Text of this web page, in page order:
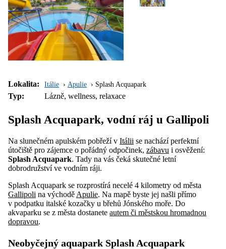
Lokalita: Itálie Apulie Splash Acquapark
Typ: Lázně, wellness, relaxace
Splash Acquapark, vodní ráj u Gallipoli
Na slunečném apulském pobřeží v Itálii se nachází perfektní
útočiště pro zájemce o pořádný odpočinek, zábavu i osvěžení:
Splash Acquapark. Tady na vás čeká skutečné letní
dobrodružství ve vodním ráji.
Splash Acquapark se rozprostírá necelé 4 kilometry od města
Gallipoli na východě Apulie. Na mapě byste jej našli přímo
v podpatku italské kozačky u břehů Jónského moře. Do
akvaparku se z města dostanete autem či městskou hromadnou
dopravou.
Neobyčejný aquapark Splash Acquapark